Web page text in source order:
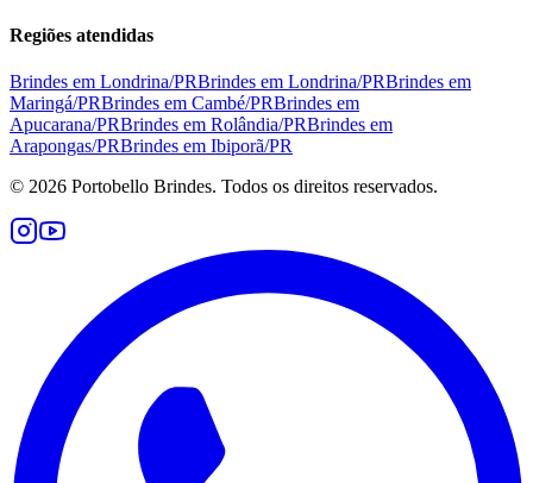
Regiões atendidas
Brindes em Londrina/PRBrindes em Londrina/PRBrindes em
Maringá/PRBrindes em Cambé/PRBrindes em
Apucarana/PRBrindes em Rolândia/PRBrindes em
Arapongas/PRBrindes em Ibiporã/PR
© 2026 Portobello Brindes. Todos os direitos reservados.